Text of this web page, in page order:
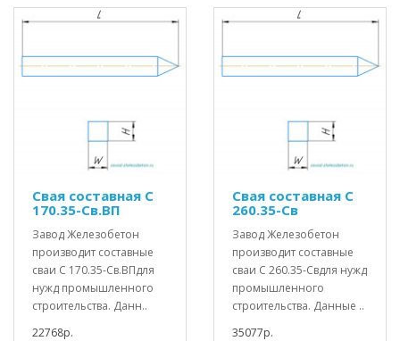
Свая составная С
170.35-Св.ВП
Завод Железобетон
производит составные
сваи С 170.35-Св.ВПдля
нужд промышленного
строительства. Данн..
22768р.
Свая составная С
260.35-Св
Завод Железобетон
производит составные
сваи С 260.35-Свдля нужд
промышленного
строительства. Данные ..
35077р.